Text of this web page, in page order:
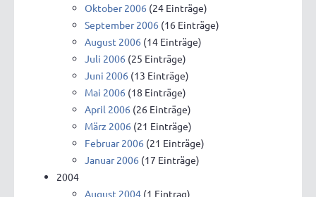
Oktober 2006 (24 Einträge)
September 2006 (16 Einträge)
August 2006 (14 Einträge)
Juli 2006 (25 Einträge)
Juni 2006 (13 Einträge)
Mai 2006 (18 Einträge)
April 2006 (26 Einträge)
März 2006 (21 Einträge)
Februar 2006 (21 Einträge)
Januar 2006 (17 Einträge)
2004
August 2004 (1 Eintrag)